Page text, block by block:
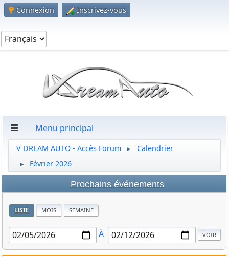
Connexion Inscrivez-vous
Menu principal
V DREAM AUTO - Accès Forum ► Calendrier
► Février 2026
Prochains événements
LISTE MOIS SEMAINE
À